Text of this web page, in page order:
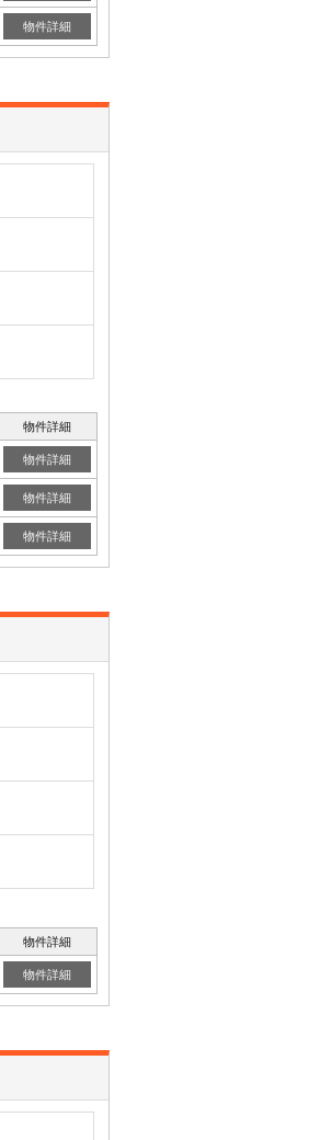
物件詳細
物件詳細
物件詳細
物件詳細
物件詳細
物件詳細
物件詳細